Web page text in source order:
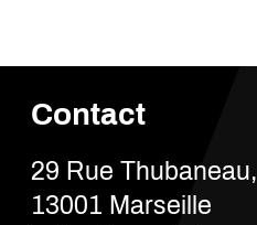
Contact
29 Rue Thubaneau,
13001 Marseille